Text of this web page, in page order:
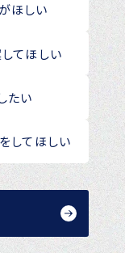
ほしい
てほしい
たい​
してほしい